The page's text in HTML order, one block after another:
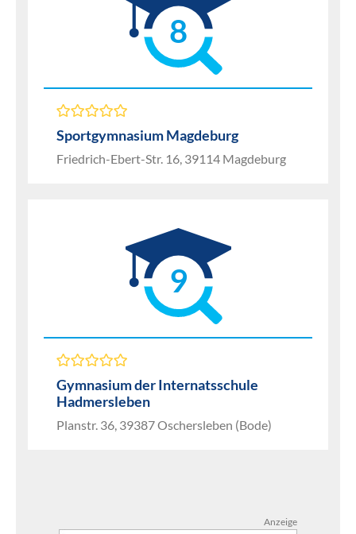
8
Sportgymnasium Magdeburg
Friedrich-Ebert-Str. 16, 39114 Magdeburg
9
Gymnasium der Internatsschule
Hadmersleben
Planstr. 36, 39387 Oschersleben (Bode)
Anzeige